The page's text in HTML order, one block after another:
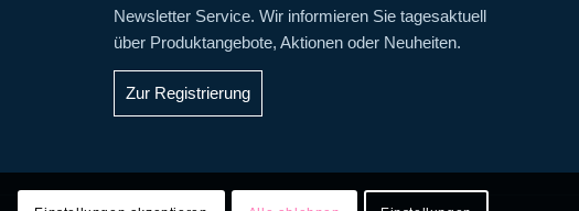
Newsletter Service. Wir informieren Sie tagesaktuell
über Produktangebote, Aktionen oder Neuheiten.
Zur Registrierung